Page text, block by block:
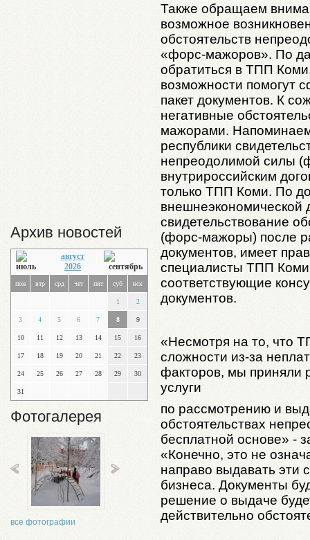
Архив новостей
август
2026
пон втр срд чет пят суб вск
1 2
3 4 5 6 7 8 9
10 11 12 13 14 15 16
17 18 19 20 21 22 23
24 25 26 27 28 29 30
31
Фотогалерея
все фотографии
Также обращаем
возможное
обстоятельств
«форс-мажоров». По
обратиться в ТПП
возможности помогут
пакет документов. К
негативные
мажорами.
республики
непреодолимой силы
внутрироссийским
только ТПП Коми. По
внешнеэкономической
свидетельствование
(форс-мажоры) после
документов, имеет
специалисты ТПП Коми
соответствующие
документов.
«Несмотря на то, что
сложности из-за
факторов, мы приняли
услуги
по рассмотрению и
обстоятельствах
бесплатной основе» -
«Конечно, это не
направо выдавать эти
бизнеса. Документы
решение о выдаче
действительно